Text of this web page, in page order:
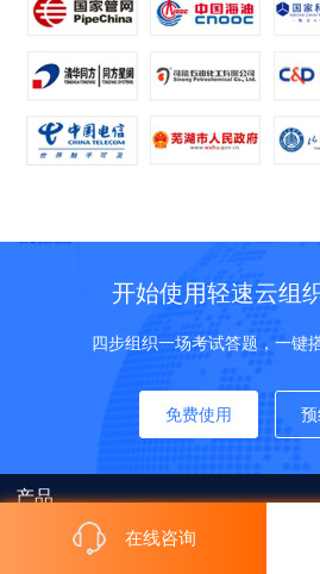
开始使用轻速云组
四步组织一场考试答题，一键
免费使用
产品
帮助中心 在线咨询